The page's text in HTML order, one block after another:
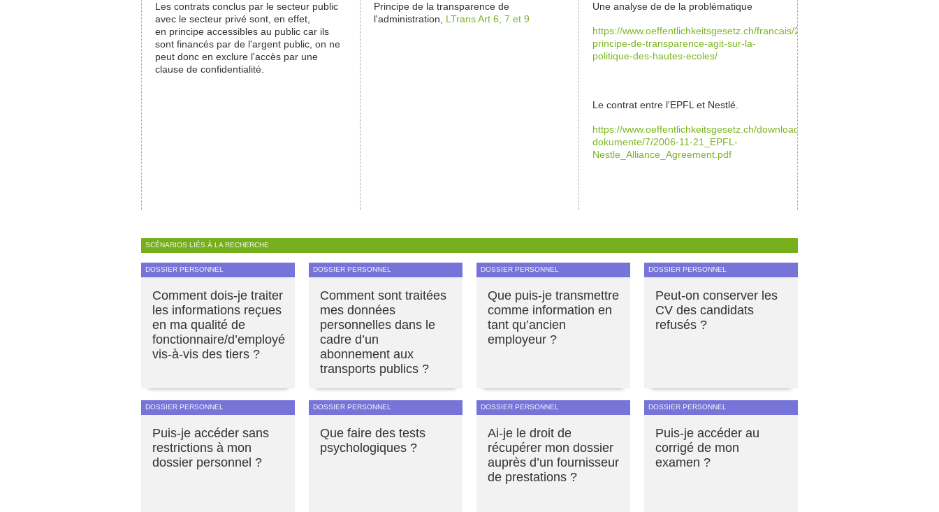
Les contrats conclus par le secteur public
avec le secteur privé sont, en effet,
en principe accessibles au public car ils
sont financés par de l'argent public, on ne
peut donc en exclure l'accès par une
clause de confidentialité.
Principe de la transparence de
l'administration, LTrans Art 6, 7 et 9
Une analyse de de la problématique
https://www.oeffentlichkeitsgesetz.ch/francais/2014/05/le-
principe-de-transparence-agit-sur-la-
politique-des-hautes-ecoles/
Le contrat entre l'EPFL et Nestlé.
https://www.oeffentlichkeitsgesetz.ch/downloads/befreite-
dokumente/7/2006-11-21_EPFL-
Nestle_Alliance_Agreement.pdf
SCÉNARIOS LIÉS À LA RECHERCHE
DOSSIER PERSONNEL
Comment dois-je traiter
les informations reçues
en ma qualité de
fonctionnaire/d’employé
vis-à-vis des tiers ?
DOSSIER PERSONNEL
Comment sont traitées
mes données
personnelles dans le
cadre d’un
abonnement aux
transports publics ?
DOSSIER PERSONNEL
Que puis-je transmettre
comme information en
tant qu’ancien
employeur ?
DOSSIER PERSONNEL
Peut-on conserver les
CV des candidats
refusés ?
DOSSIER PERSONNEL
Puis-je accéder sans
restrictions à mon
dossier personnel ?
DOSSIER PERSONNEL
Que faire des tests
psychologiques ?
DOSSIER PERSONNEL
Ai-je le droit de
récupérer mon dossier
auprès d’un fournisseur
de prestations ?
DOSSIER PERSONNEL
Puis-je accéder au
corrigé de mon
examen ?